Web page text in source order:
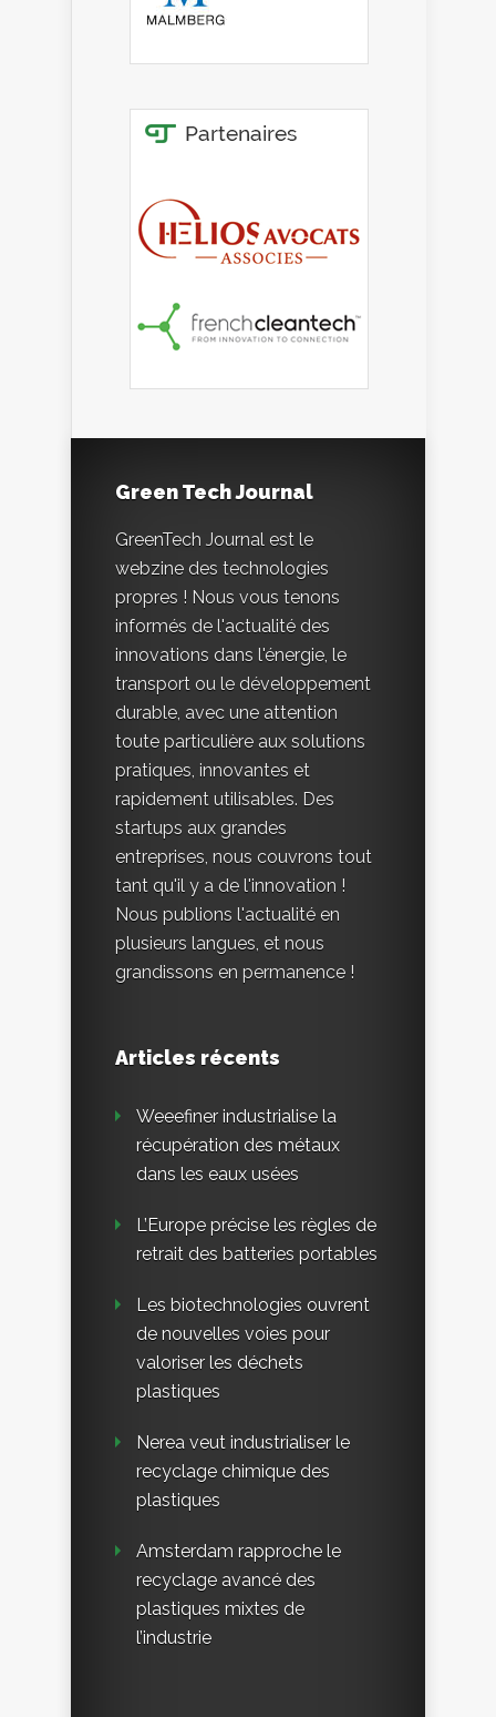
Green Tech Journal
GreenTech Journal est le
webzine des technologies
propres ! Nous vous tenons
informés de l'actualité des
innovations dans l'énergie, le
transport ou le développement
durable, avec une attention
toute particulière aux solutions
pratiques, innovantes et
rapidement utilisables. Des
startups aux grandes
entreprises, nous couvrons tout
tant qu'il y a de l'innovation !
Nous publions l'actualité en
plusieurs langues, et nous
grandissons en permanence !
Articles récents
Weeefiner industrialise la
récupération des métaux
dans les eaux usées
L’Europe précise les règles de
retrait des batteries portables
Les biotechnologies ouvrent
de nouvelles voies pour
valoriser les déchets
plastiques
Nerea veut industrialiser le
recyclage chimique des
plastiques
Amsterdam rapproche le
recyclage avancé des
plastiques mixtes de
l’industrie